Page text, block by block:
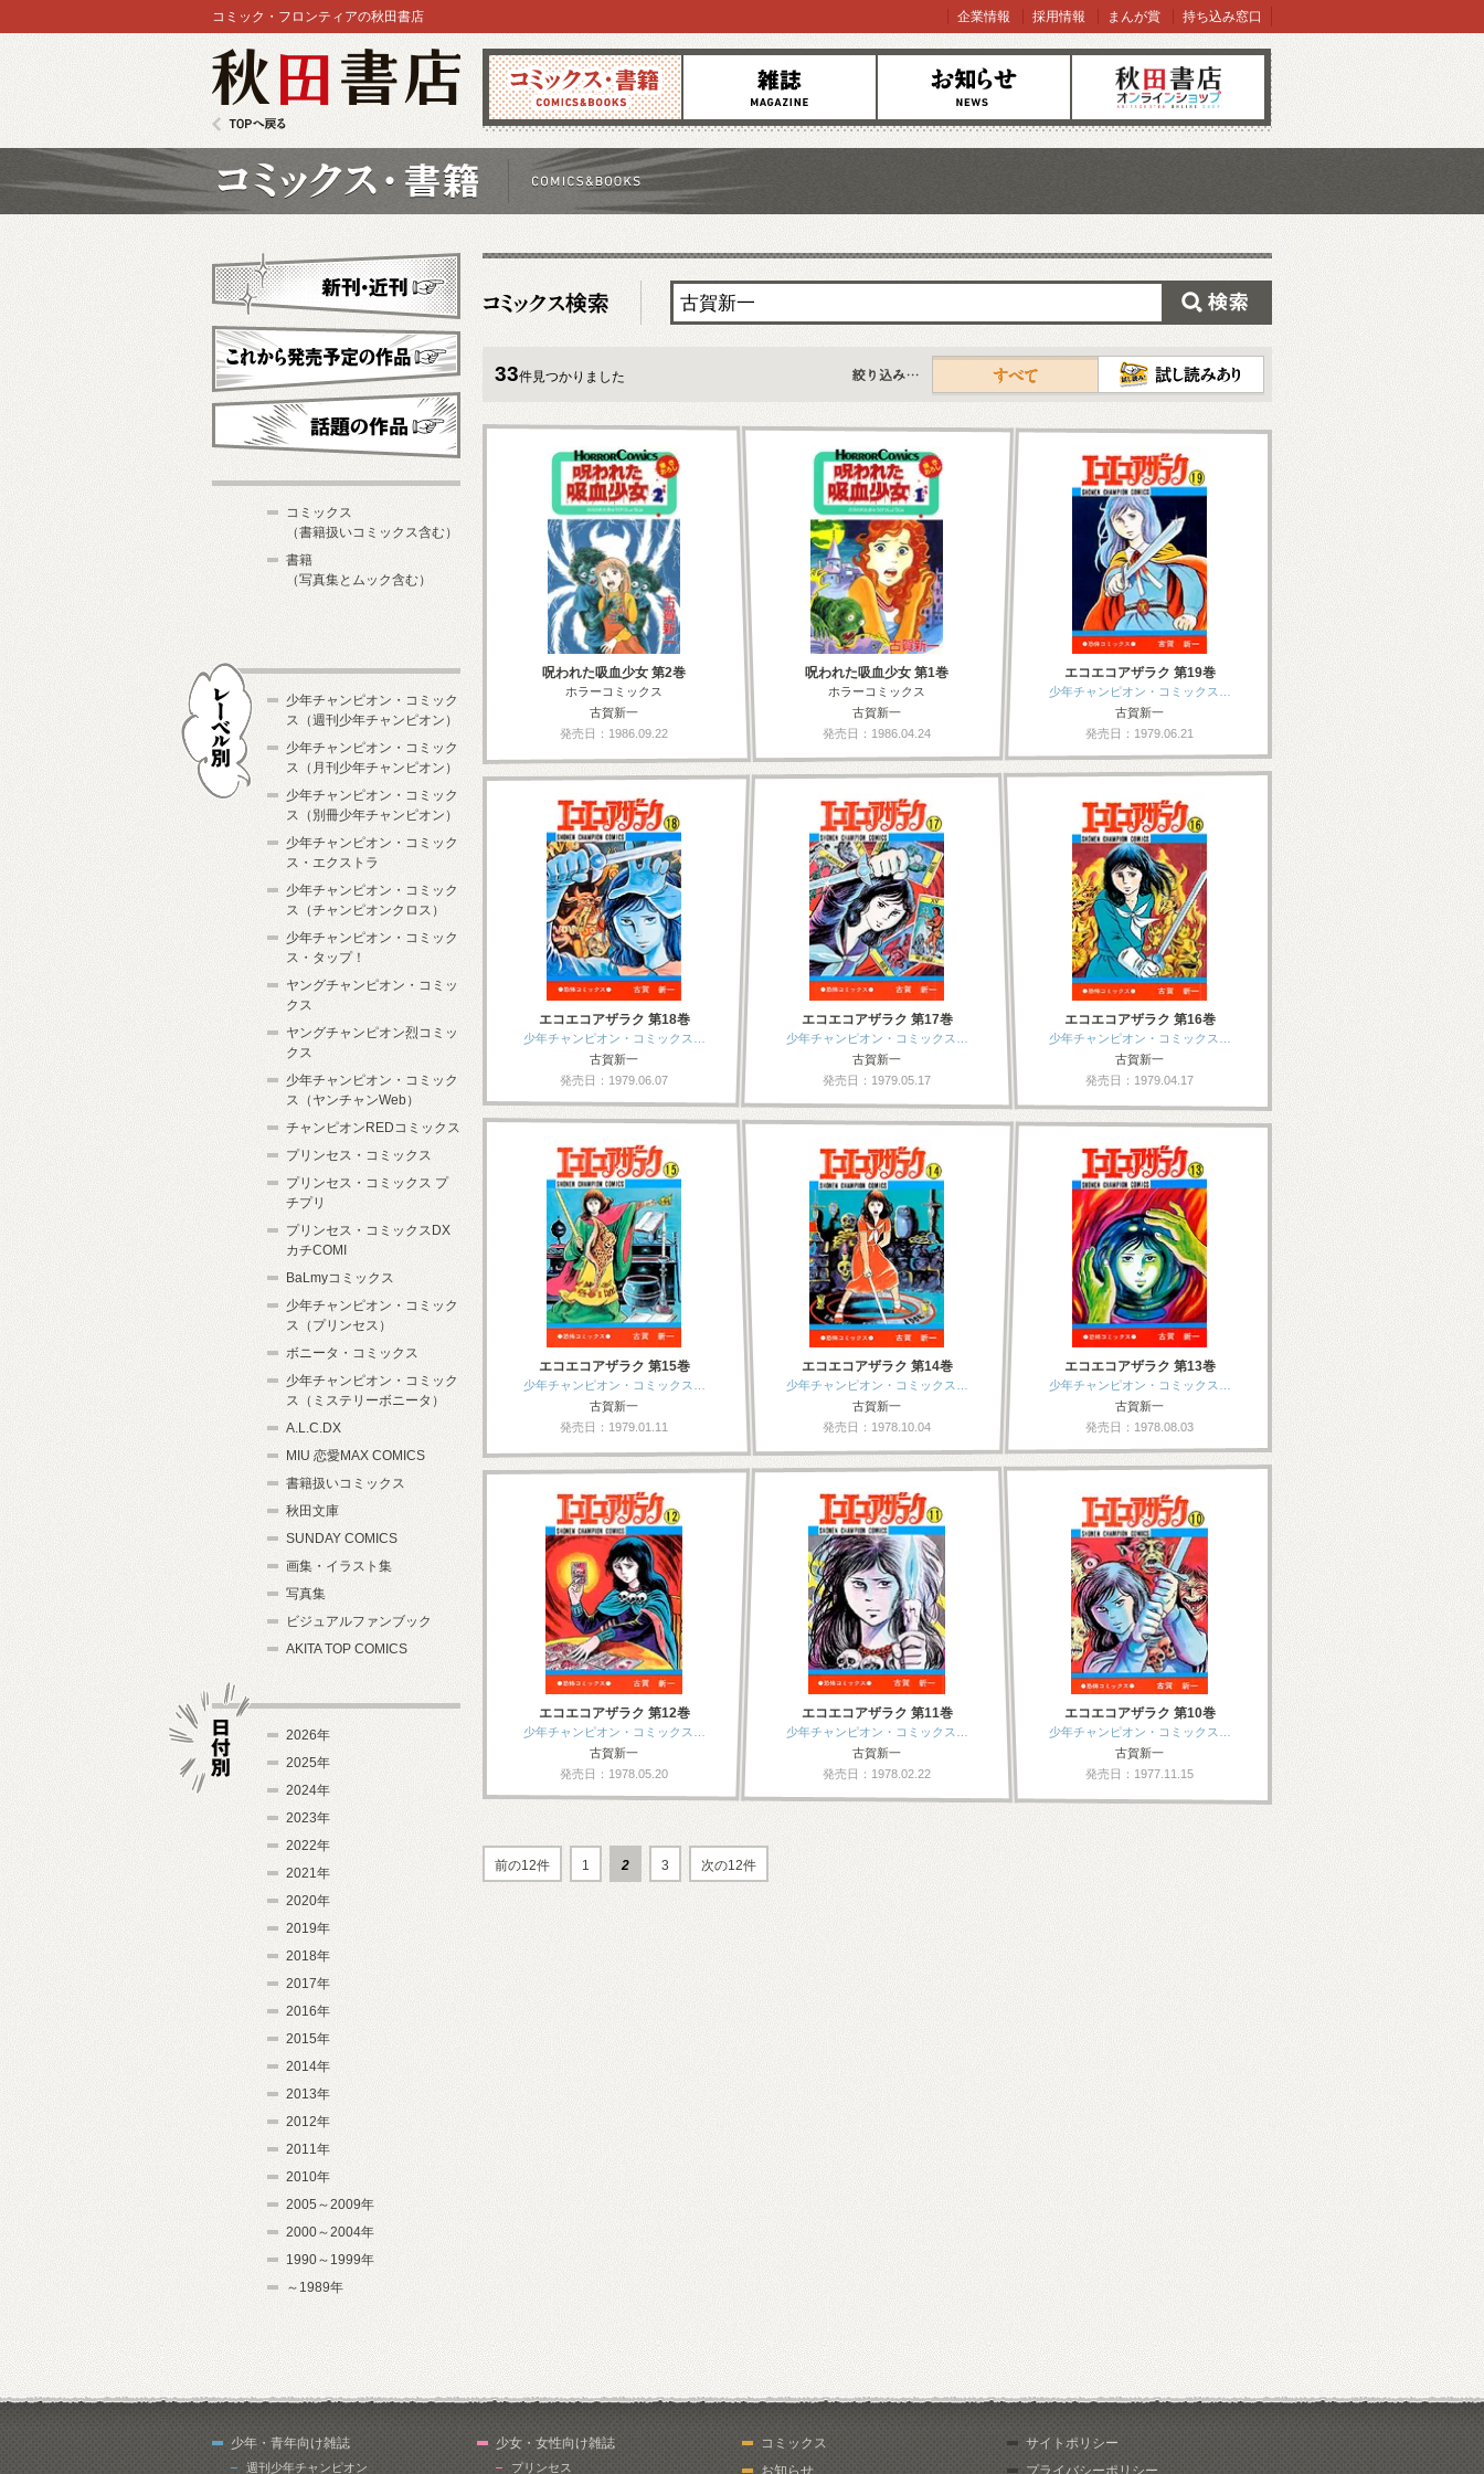
コミックス 雑誌 お知らせ オンラインショップ
コミック・フロンティアの秋田書店 企業情報 採用情報 まんが賞 持ち込み窓口
33件見つかりました
すべて
呪われた吸血少女 第2巻
ホラーコミックス
古賀新一
発売日：1986.09.22
呪われた吸血少女 第1巻
ホラーコミックス
古賀新一
発売日：1986.04.24
エコエコアザラク 第19巻
少年チャンピオン・コミックス…
古賀新一
発売日：1979.06.21
エコエコアザラク 第18巻
少年チャンピオン・コミックス…
古賀新一
発売日：1979.06.07
エコエコアザラク 第17巻
少年チャンピオン・コミックス…
古賀新一
発売日：1979.05.17
エコエコアザラク 第16巻
少年チャンピオン・コミックス…
古賀新一
発売日：1979.04.17
エコエコアザラク 第15巻
少年チャンピオン・コミックス…
古賀新一
発売日：1979.01.11
エコエコアザラク 第14巻
少年チャンピオン・コミックス…
古賀新一
発売日：1978.10.04
エコエコアザラク 第13巻
少年チャンピオン・コミックス…
古賀新一
発売日：1978.08.03
エコエコアザラク 第12巻
少年チャンピオン・コミックス…
古賀新一
発売日：1978.05.20
エコエコアザラク 第11巻
少年チャンピオン・コミックス…
古賀新一
発売日：1978.02.22
エコエコアザラク 第10巻
少年チャンピオン・コミックス…
古賀新一
発売日：1977.11.15
前の12件 1 2 3 次の12件
新刊・近刊
これから発売予定
コミックス
（書籍扱いコミックス含む）
書籍
（写真集とムック含む）
少年チャンピオン・コミック
ス（週刊少年チャンピオン）
少年チャンピオン・コミック
ス（月刊少年チャンピオン）
少年チャンピオン・コミック
ス（別冊少年チャンピオン）
少年チャンピオン・コミック
ス・エクストラ
少年チャンピオン・コミック
ス（チャンピオンクロス）
少年チャンピオン・コミック
ス・タップ！
ヤングチャンピオン・コミッ
クス
ヤングチャンピオン烈コミッ
クス
少年チャンピオン・コミック
ス（ヤンチャンWeb）
チャンピオンREDコミックス
プリンセス・コミックス
プリンセス・コミックス プ
チプリ
プリンセス・コミックスDX
カチCOMI
BaLmyコミックス
少年チャンピオン・コミック
ス（プリンセス）
ボニータ・コミックス
少年チャンピオン・コミック
ス（ミステリーボニータ）
A.L.C.DX
MIU 恋愛MAX COMICS
書籍扱いコミックス
秋田文庫
SUNDAY COMICS
画集・イラスト集
写真集
ビジュアルファンブック
AKITA TOP COMICS
2026年
2025年
2024年
2023年
2022年
2021年
2020年
2019年
2018年
2017年
2016年
2015年
2014年
2013年
2012年
2011年
2010年
2005～2009年
2000～2004年
1990～1999年
～1989年
少年・青年向け雑誌
週刊少年チャンピオン
少女・女性向け雑誌
プリンセス
コミックス
お知らせ
サイトポリシー
プライバシーポリシー